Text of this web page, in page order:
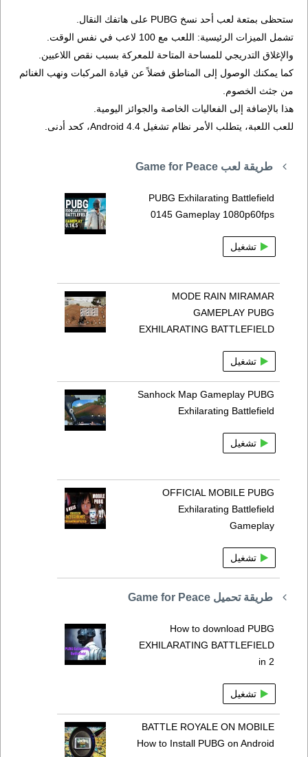
ستحظى بمتعة لعب أحد نسخ PUBG على هاتفك النقال.
تشمل الميزات الرئيسية: اللعب مع 100 لاعب في نفس الوقت.
والإغلاق التدريجي للمساحة المتاحة للمعركة بسبب نقص اللاعبين.
كما يمكنك الوصول إلى المناطق فضلاً عن قيادة المركبات ونهب الغنائم
من جثث الخصوم.
هذا بالإضافة إلى الفعاليات الخاصة والجوائز اليومية.
للعب اللعبة، يتطلب الأمر نظام تشغيل Android 4.4، كحد أدنى.
طريقة لعب Game for Peace
PUBG Exhilarating Battlefield
0145 Gameplay 1080p60fps
تشغيل
MODE RAIN MIRAMAR
GAMEPLAY PUBG
EXHILARATING BATTLEFIELD
تشغيل
Sanhock Map Gameplay PUBG
Exhilarating Battlefield
تشغيل
OFFICIAL MOBILE PUBG
Exhilarating Battlefield
Gameplay
تشغيل
طريقة تحميل Game for Peace
How to download PUBG
EXHILARATING BATTLEFIELD
in 2
تشغيل
BATTLE ROYALE ON MOBILE
How to Install PUBG on Android